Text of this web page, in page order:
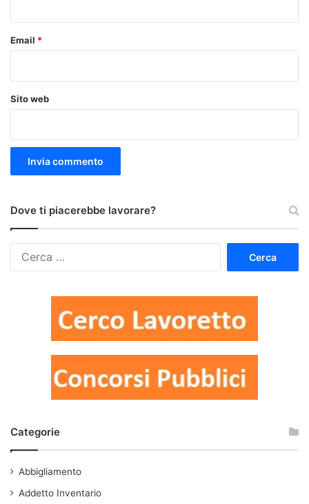
Email *
Sito web
Dove ti piacerebbe lavorare?
Categorie
Abbigliamento
Addetto Inventario